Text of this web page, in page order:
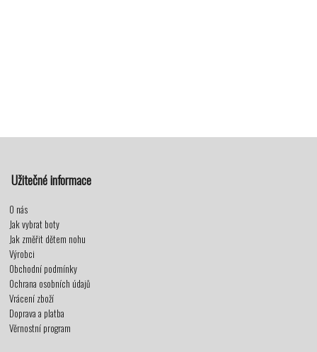
Užitečné informace
O nás
Jak vybrat boty
Jak změřit dětem nohu
Výrobci
Obchodní podmínky
Ochrana osobních údajů
Vrácení zboží
Doprava a platba
Věrnostní program